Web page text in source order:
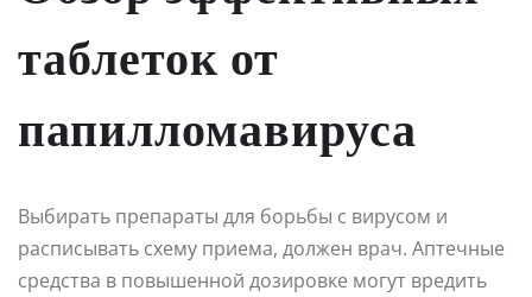
таблеток от
папилломавируса
Выбирать препараты для борьбы с вирусом и
расписывать схему приема, должен врач. Аптечные
средства в повышенной дозировке могут вредить